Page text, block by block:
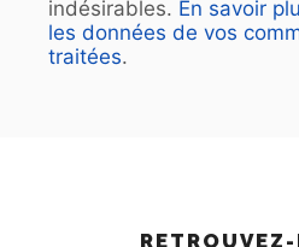
indésirables. En savoir
les données de vos
traitées.